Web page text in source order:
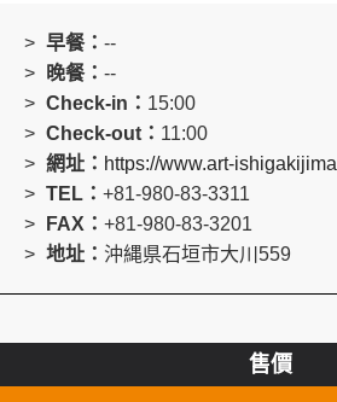
早餐： --
晚餐： --
Check-in： 15:00
Check-out： 11:00
網址： https://www.art-
TEL： +81-980-83-3311
FAX： +81-980-83-3201
地址： 沖縄県石垣市大川559
售價